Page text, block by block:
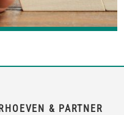
& PARTNER